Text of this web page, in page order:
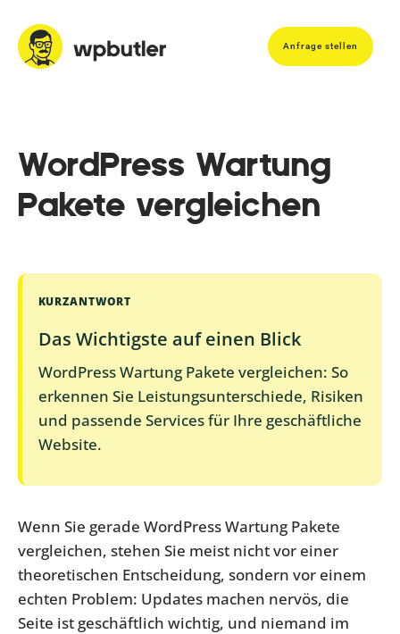
Anfrage stellen
WordPress Wartung
Pakete vergleichen
KURZANTWORT
Das Wichtigste auf einen Blick
WordPress Wartung Pakete vergleichen: So
erkennen Sie Leistungsunterschiede, Risiken
und passende Services für Ihre geschäftliche
Website.
Wenn Sie gerade WordPress Wartung Pakete
vergleichen, stehen Sie meist nicht vor einer
theoretischen Entscheidung, sondern vor einem
echten Problem: Updates machen nervös, die
Seite ist geschäftlich wichtig, und niemand im